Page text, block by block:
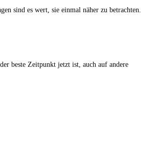
sind es wert, sie einmal näher zu betrachten.
beste Zeitpunkt jetzt ist, auch auf andere